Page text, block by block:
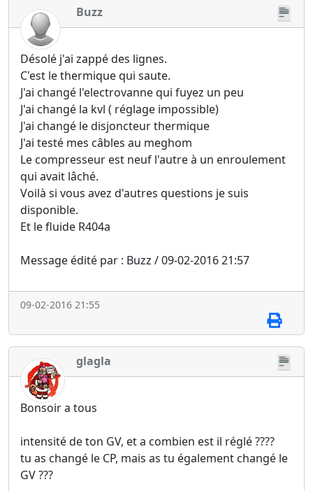
Buzz
Désolé j'ai zappé des lignes.
C'est le thermique qui saute.
J'ai changé l'electrovanne qui fuyez un peu
J'ai changé la kvl ( réglage impossible)
J'ai changé le disjoncteur thermique
J'ai testé mes câbles au meghom
Le compresseur est neuf l'autre à un enroulement
qui avait lâché.
Voilà si vous avez d'autres questions je suis
disponible.
Et le fluide R404a
Message édité par : Buzz / 09-02-2016 21:57
09-02-2016 21:55
glagla
Bonsoir a tous
intensité de ton GV, et a combien est il réglé ????
tu as changé le CP, mais as tu également changé le
GV ???